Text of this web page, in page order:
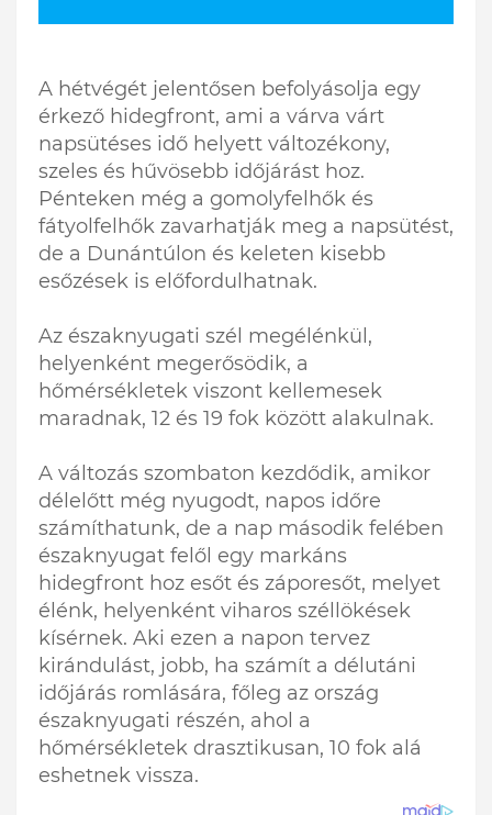
A hétvégét jelentősen befolyásolja egy
érkező hidegfront, ami a várva várt
napsütéses idő helyett változékony,
szeles és hűvösebb időjárást hoz.
Pénteken még a gomolyfelhők és
fátyolfelhők zavarhatják meg a napsütést,
de a Dunántúlon és keleten kisebb
esőzések is előfordulhatnak.
Az északnyugati szél megélénkül,
helyenként megerősödik, a
hőmérsékletek viszont kellemesek
maradnak, 12 és 19 fok között alakulnak.
A változás szombaton kezdődik, amikor
délelőtt még nyugodt, napos időre
számíthatunk, de a nap második felében
északnyugat felől egy markáns
hidegfront hoz esőt és záporesőt, melyet
élénk, helyenként viharos széllökések
kísérnek. Aki ezen a napon tervez
kirándulást, jobb, ha számít a délutáni
időjárás romlására, főleg az ország
északnyugati részén, ahol a
hőmérsékletek drasztikusan, 10 fok alá
eshetnek vissza.